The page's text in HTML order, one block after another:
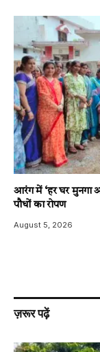
आरंग में ‘हर घर मुनगा
पौधों का रोपण
August 5, 2026
ज़रूर पढ़ें